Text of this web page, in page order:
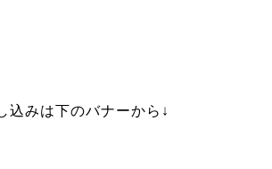
込みは下のバナーから↓